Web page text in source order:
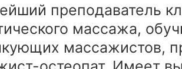
преподаватель
массажа,
массажистов,